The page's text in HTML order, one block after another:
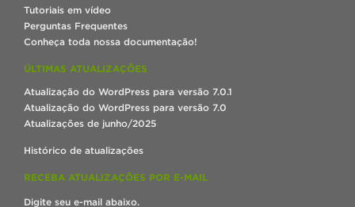
Tutoriais em vídeo
Perguntas Frequentes
Conheça toda nossa documentação!
ÚLTIMAS ATUALIZAÇÕES
Atualização do WordPress para versão 7.0.1
Atualização do WordPress para versão 7.0
Atualizações de junho/2025
Histórico de atualizações
RECEBA ATUALIZAÇÕES POR E-MAIL
Digite seu e-mail abaixo.